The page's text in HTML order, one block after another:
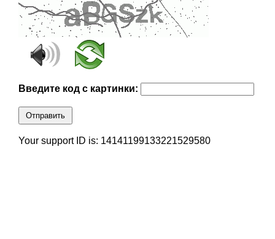
Введите код с картинки:
Отправить
Your support ID is: 14141199133221529580